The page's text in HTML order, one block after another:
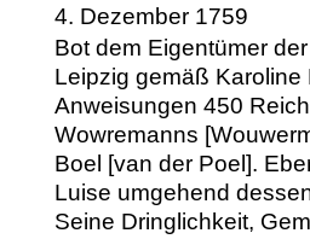
4. Dezember 1759
Bot dem Eigentümer
Leipzig gemäß Karoline
Anweisungen 450
Wowremanns
Boel [van der Poel].
Luise umgehend
Seine Dringlichkeit,